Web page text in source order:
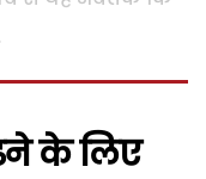
के लिए